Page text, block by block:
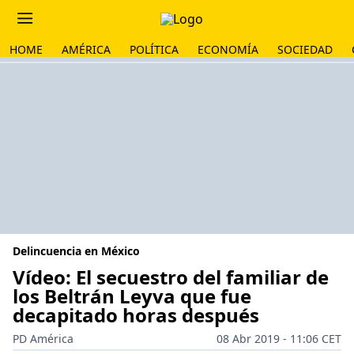
HOME AMÉRICA POLÍTICA ECONOMÍA SOCIEDAD
Delincuencia en México
Vídeo: El secuestro del familiar de
los Beltrán Leyva que fue
decapitado horas después
PD América
08 Abr 2019 - 11:06 CET